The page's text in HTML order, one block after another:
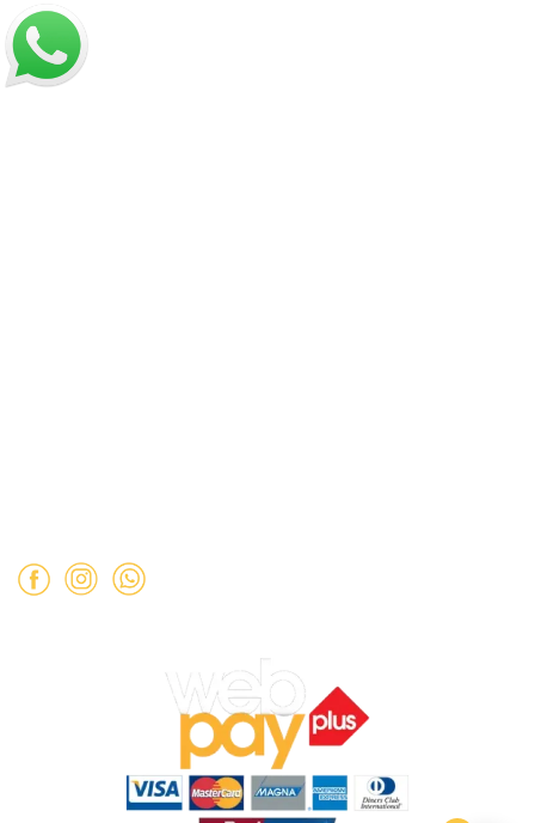
Contacto
Información